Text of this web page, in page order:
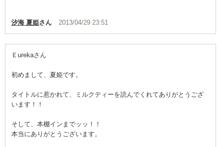
汐海 夏姫さん 2013/04/29 23:51
Ｅurekaさん
初めまして、夏姫です。
タイトルに惹かれて、ミルクティーを読んでくれてありがとうござ
います！！
そして、本棚インまでッッ！！
本当にありがとうございます。